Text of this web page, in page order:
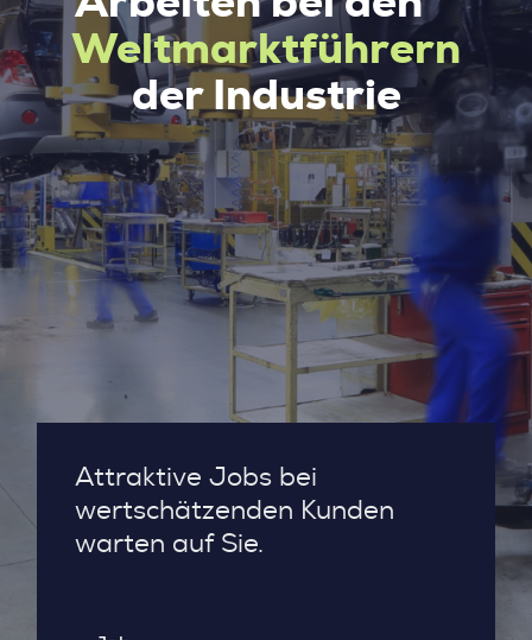
Weltmarktführern
der Industrie
Attraktive Jobs bei
wertschätzenden Kunden
warten auf Sie.